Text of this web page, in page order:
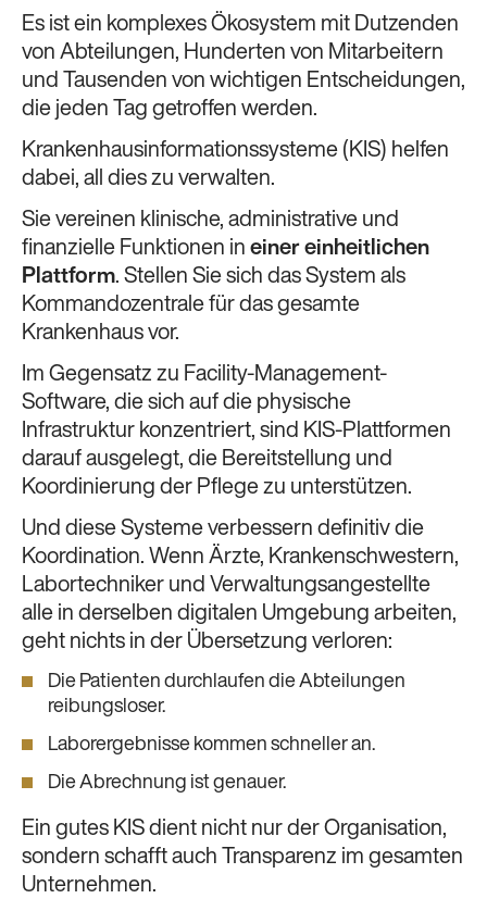
Es ist ein komplexes Ökosystem mit Dutzenden
von Abteilungen, Hunderten von Mitarbeitern
und Tausenden von wichtigen Entscheidungen,
die jeden Tag getroffen werden.
Krankenhausinformationssysteme (KIS) helfen
dabei, all dies zu verwalten.
Sie vereinen klinische, administrative und
finanzielle Funktionen in einer einheitlichen
Plattform. Stellen Sie sich das System als
Kommandozentrale für das gesamte
Krankenhaus vor.
Im Gegensatz zu Facility-Management-
Software, die sich auf die physische
Infrastruktur konzentriert, sind KIS-Plattformen
darauf ausgelegt, die Bereitstellung und
Koordinierung der Pflege zu unterstützen.
Und diese Systeme verbessern definitiv die
Koordination. Wenn Ärzte, Krankenschwestern,
Labortechniker und Verwaltungsangestellte
alle in derselben digitalen Umgebung arbeiten,
geht nichts in der Übersetzung verloren:
Die Patienten durchlaufen die Abteilungen
reibungsloser.
Laborergebnisse kommen schneller an.
Die Abrechnung ist genauer.
Ein gutes KIS dient nicht nur der Organisation,
sondern schafft auch Transparenz im gesamten
Unternehmen.